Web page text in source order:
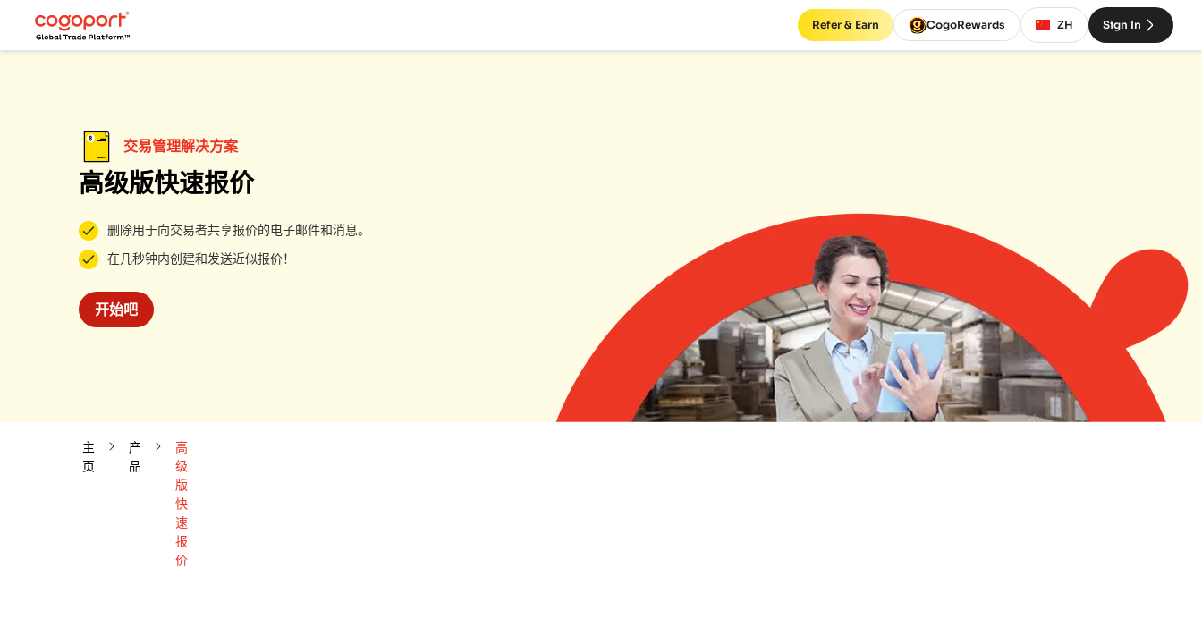
Refer & Earn CogoRewards ZH Sign In
交易管理解决方案
高级版快速报价
删除用于向交易者共享报价的电子邮件和消息。
在几秒钟内创建和发送近似报价！
开始吧
主
页
产
品
高
级
版
快
速
报
价